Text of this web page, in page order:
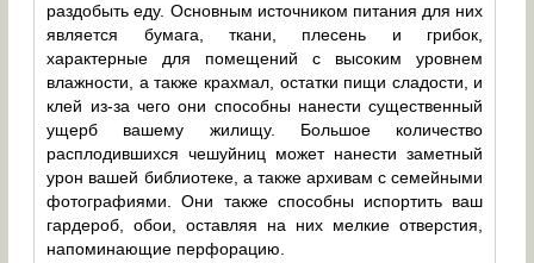
раздобыть еду. Основным источником питания для них
является бумага, ткани, плесень и грибок,
характерные для помещений с высоким уровнем
влажности, а также крахмал, остатки пищи сладости, и
клей из-за чего они способны нанести существенный
ущерб вашему жилищу. Большое количество
расплодившихся чешуйниц может нанести заметный
урон вашей библиотеке, а также архивам с семейными
фотографиями. Они также способны испортить ваш
гардероб, обои, оставляя на них мелкие отверстия,
напоминающие перфорацию.